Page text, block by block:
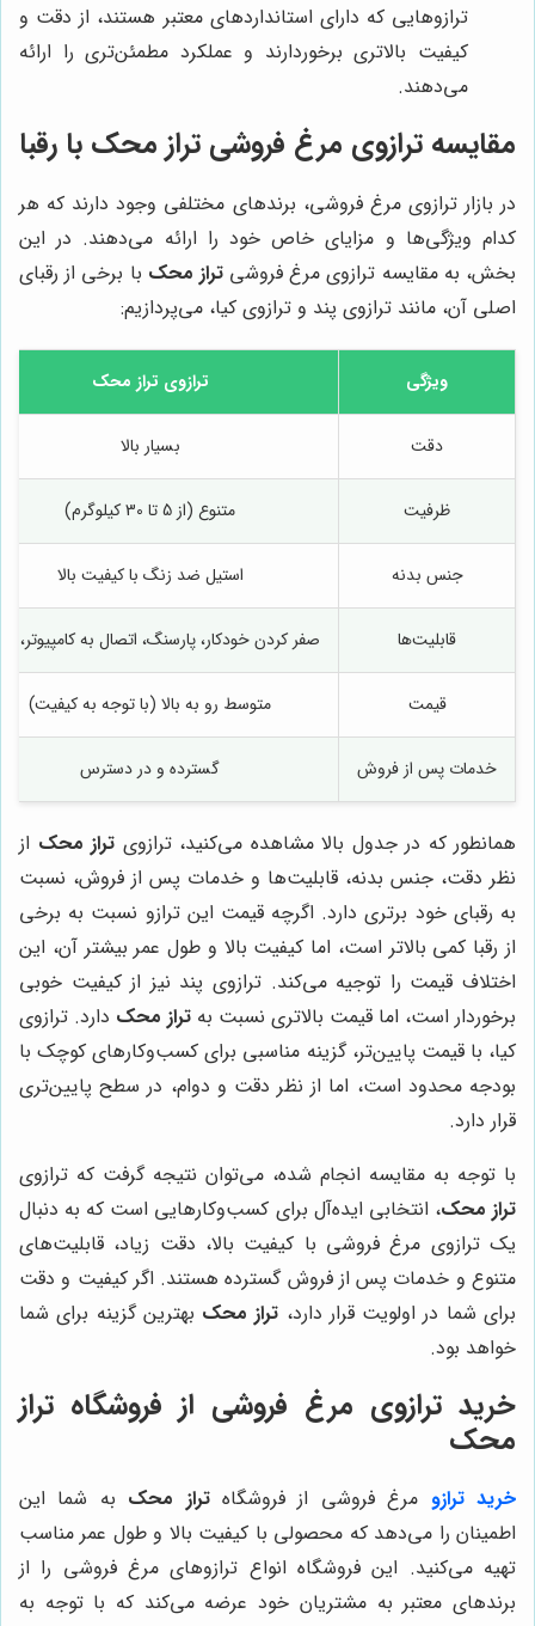
ترازوهایی که دارای استانداردهای معتبر هستند، از دقت و
کیفیت بالاتری برخوردارند و عملکرد مطمئن‌تری را ارائه
می‌دهند.
مقایسه ترازوی مرغ فروشی تراز محک با رقبا
در بازار ترازوی مرغ فروشی، برندهای مختلفی وجود دارند که هر
کدام ویژگی‌ها و مزایای خاص خود را ارائه می‌دهند. در این
بخش، به مقایسه ترازوی مرغ فروشیتراز محک با برخی از رقبای
اصلی آن، مانند ترازوی پند و ترازوی کیا، می‌پردازیم:
ویژگی ترازوی تراز محک
دقت بسیار بالا
ظرفیت متنوع (از 5 تا 30 کیلوگرم)
جنس بدنه استیل ضد زنگ با کیفیت بالا
قابلیت‌ها صفر کردن خودکار، پارسنگ، اتصال به کامپیوتر،
قیمت متوسط رو به بالا (با توجه به کیفیت)
خدمات پس از فروش گسترده و در دسترس
همانطور که در جدول بالا مشاهده می‌کنید، ترازوی تراز محک از
نظر دقت، جنس بدنه، قابلیت‌ها و خدمات پس از فروش، نسبت
به رقبای خود برتری دارد. اگرچه قیمت این ترازو نسبت به برخی
از رقبا کمی بالاتر است، اما کیفیت بالا و طول عمر بیشتر آن، این
اختلاف قیمت را توجیه می‌کند. ترازوی پند نیز از کیفیت خوبی
برخوردار است، اما قیمت بالاتری نسبت به تراز محک دارد. ترازوی
کیا، با قیمت پایین‌تر، گزینه مناسبی برای کسب‌وکارهای کوچک با
بودجه محدود است، اما از نظر دقت و دوام، در سطح پایین‌تری
قرار دارد.
با توجه به مقایسه انجام شده، می‌توان نتیجه گرفت که ترازوی
تراز محک، انتخابی ایده‌آل برای کسب‌وکارهایی است که به دنبال
یک ترازوی مرغ فروشی با کیفیت بالا، دقت زیاد، قابلیت‌های
متنوع و خدمات پس از فروش گسترده هستند. اگر کیفیت و دقت
برای شما در اولویت قرار دارد، تراز محک بهترین گزینه برای شما
خواهد بود.
خرید ترازوی مرغ فروشی از فروشگاه تراز
محک
خرید ترازو مرغ فروشی از فروشگاهتراز محک به شما این
اطمینان را می‌دهد که محصولی با کیفیت بالا و طول عمر مناسب
تهیه می‌کنید. این فروشگاه انواع ترازوهای مرغ فروشی را از
برندهای معتبر به مشتریان خود عرضه می‌کند که با توجه به